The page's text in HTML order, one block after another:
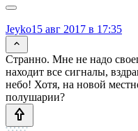
Jeyko15 авг 2017 в 17:35
Странно. Мне не надо
находит все сигналы,
небо! Хотя, на новой
полушарии?